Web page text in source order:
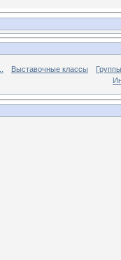
Выставочные классы